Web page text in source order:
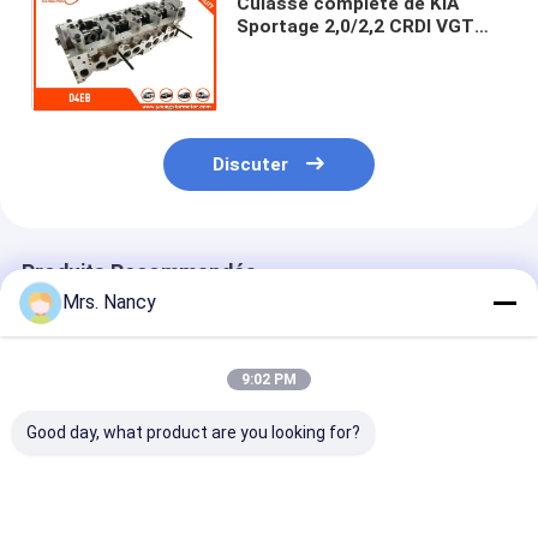
Appareil de ventilation du moteur
Sportage 2,0/2,2 CRDI VGT
Discuter
Produits Recommandés
Mrs. Nancy
9:02 PM
Good day, what product are you looking for?